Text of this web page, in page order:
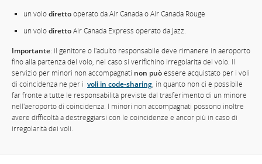
un volodirettooperato da Air Canada o Air Canada Rouge
un volodirettoAir Canada Express operato da Jazz.
Importante: il genitore o l'adulto responsabile deve rimanere in aeroporto
fino alla partenza del volo, nel caso si verifichino irregolarità del volo. Il
servizio per minori non accompagnati non puòessere acquistato per i voli
di coincidenza né per i voli in code-sharing, in quanto non ci è possibile
far fronte a tutte le responsabilità previste dal trasferimento di un minore
nell'aeroporto di coincidenza. I minori non accompagnati possono inoltre
avere difficoltà a destreggiarsi con le coincidenze e ancor più in caso di
irregolarità dei voli.